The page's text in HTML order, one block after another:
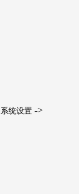
系统设置 ->